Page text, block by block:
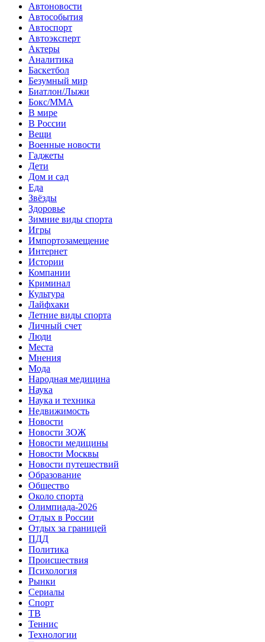
Автоновости
Автособытия
Автоспорт
Автоэксперт
Актеры
Аналитика
Баскетбол
Безумный мир
Биатлон/Лыжи
Бокс/MMA
В мире
В России
Вещи
Военные новости
Гаджеты
Дети
Дом и сад
Еда
Звёзды
Здоровье
Зимние виды спорта
Игры
Импортозамещение
Интернет
Истории
Компании
Криминал
Культура
Лайфхаки
Летние виды спорта
Личный счет
Люди
Места
Мнения
Мода
Народная медицина
Наука
Наука и техника
Недвижимость
Новости
Новости ЗОЖ
Новости медицины
Новости Москвы
Новости путешествий
Образование
Общество
Около спорта
Олимпиада-2026
Отдых в России
Отдых за границей
ПДД
Политика
Происшествия
Психология
Рынки
Сериалы
Спорт
ТВ
Теннис
Технологии